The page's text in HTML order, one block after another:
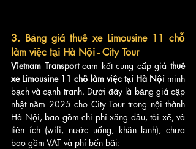
3. Bảng giá thuê xe Limousine 11 chỗ
làm việc tại Hà Nội - City Tour
Vietnam Transport cam kết cung cấp giá thuê
xe Limousine 11 chỗ làm việc tại Hà Nội minh
bạch và cạnh tranh. Dưới đây là bảng giá cập
nhật năm 2025 cho City Tour trong nội thành
Hà Nội, bao gồm chi phí xăng dầu, tài xế, và
tiện ích (wifi, nước uống, khăn lạnh), chưa
bao gồm VAT và phí bến bãi: